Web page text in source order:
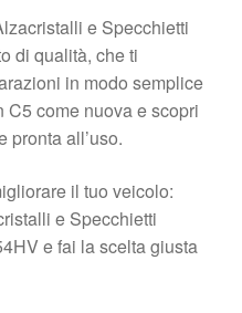
e Specchietti
di qualità, che ti
in modo semplice
come nuova e scopri
pronta all’uso.
il tuo veicolo:
e Specchietti
e fai la scelta giusta